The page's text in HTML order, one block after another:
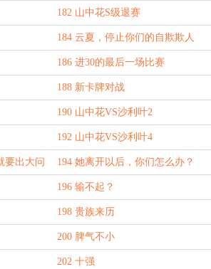
182 山中花S级退赛
184 云夏，停止你们的自欺欺人
吧。
186 进30的最后一场比赛
188 新卡牌对战
190 山中花VS沙利叶2
192 山中花VS沙利叶4
要出大问 194 她离开以后，你们怎么办？
196 输不起？
198 贵族来历
200 脾气不小
202 十强